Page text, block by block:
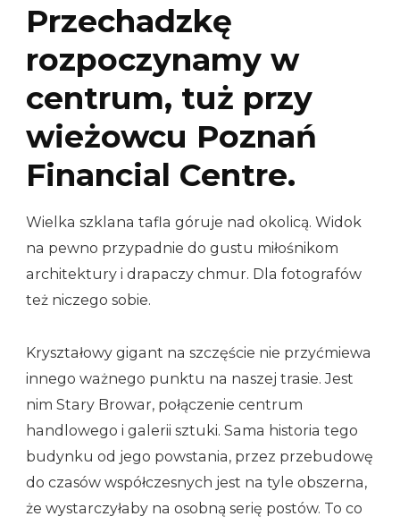
Przechadzkę
rozpoczynamy w
centrum, tuż przy
wieżowcu Poznań
Financial Centre.
Wielka szklana tafla góruje nad okolicą. Widok
na pewno przypadnie do gustu miłośnikom
architektury i drapaczy chmur. Dla fotografów
też niczego sobie.
Kryształowy gigant na szczęście nie przyćmiewa
innego ważnego punktu na naszej trasie. Jest
nim Stary Browar, połączenie centrum
handlowego i galerii sztuki. Sama historia tego
budynku od jego powstania, przez przebudowę
do czasów współczesnych jest na tyle obszerna,
że wystarczyłaby na osobną serię postów. To co